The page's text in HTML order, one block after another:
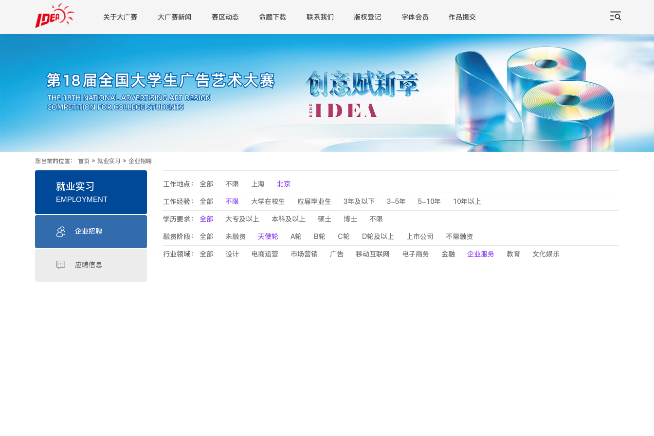
关于大广赛 大广赛新闻 赛区动态 命题下载 联系我们 版权登记 字体会员 作品提交
您当前的位置： 首页 » 就业实习 » 企业招聘
就业实习
EMPLOYMENT
企业招聘
应聘信息
工作地点： 全部 不限 上海 北京
工作经验： 全部 不限 大学在校生 应届毕业生 3年及以下 3-5年 5-10年 10年以上
学历要求： 全部 大专及以上 本科及以上 硕士 博士 不限
融资阶段： 全部 未融资 天使轮 A轮 B轮 C轮 D轮及以上 上市公司 不需融资
行业领域： 全部 设计 电商运营 市场营销 广告 移动互联网 电子商务 金融 企业服务 教育 文化娱乐